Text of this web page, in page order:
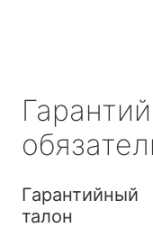
Гарантийный
талон